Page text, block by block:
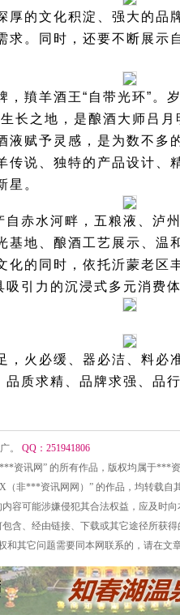
厚的文化积淀、强大的品
求。同时，还要不断展示
羵羊酒王“自带光环”。
长之地，是酿酒大师吕
液赋予灵感，是为数不
传说、独特的产品设计、
星。
自赤水河畔，五粮液、泸
基地、酿酒工艺展示、温
的同时，依托沂蒙老区
引力的沉浸式多元消费体
，火必缓、器必洁、料必
质求精、品牌求强、品
。 QQ：251941806
资讯网” 的所有作品，版权均属于***
（非***资讯网网）” 的作品，均转载
容可能涉嫌侵犯其合法权益，应及时
含、经由链接、下载或其它途径所获
其它问题需要同本网联系的，请在文